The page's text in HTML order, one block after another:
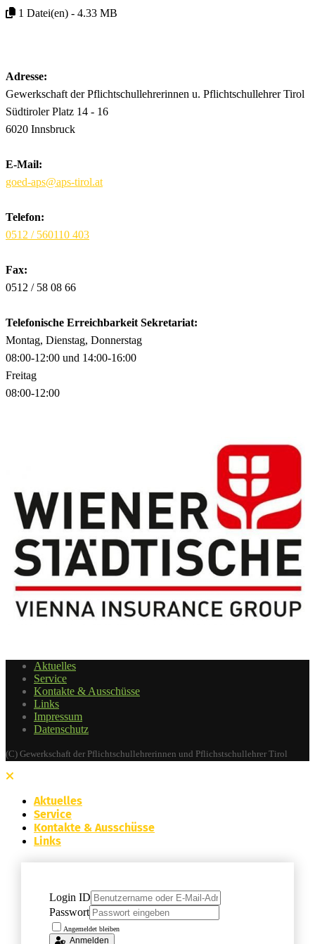
1 Datei(en) - 4.33 MB
Adresse:
Gewerkschaft der Pflichtschullehrerinnen u. Pflichtschullehrer Tirol
Südtiroler Platz 14 - 16
6020 Innsbruck
E-Mail:
goed-aps@aps-tirol.at
Telefon:
0512 / 560110 403
Fax:
0512 / 58 08 66
Telefonische Erreichbarkeit Sekretariat:
Montag, Dienstag, Donnerstag
08:00-12:00 und 14:00-16:00
Freitag
08:00-12:00
Aktuelles
Service
Kontakte & Ausschüsse
Links
Impressum
Datenschutz
(C) Gewerkschaft der Pflichtschullehrerinnen und Pflichstschullehrer Tirol
Aktuelles
Service
Kontakte & Ausschüsse
Links
Login ID
Passwort
Angemeldet bleiben
Anmelden